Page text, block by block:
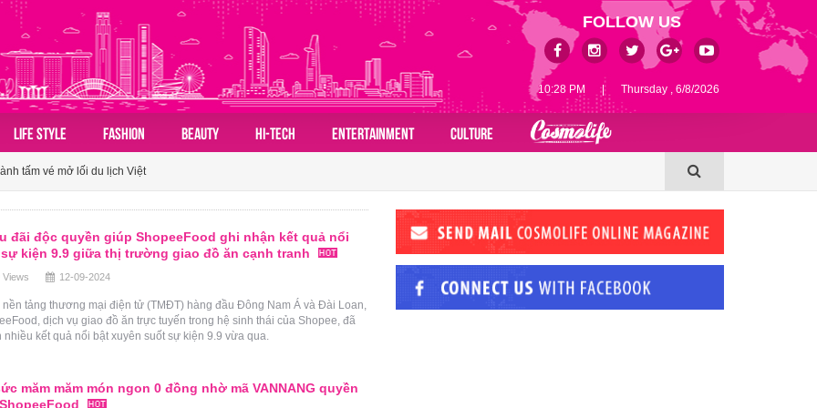
10:28 PM | Thursday , 6/8/2026
FOLLOW US
LIFE STYLE FASHION BEAUTY HI-TECH ENTERTAINMENT
CULTURE
du lịch mùa hè châu Á nhờ sức hút ngày càng lan rộng
tấm vé mở lối du lịch Việt
du lịch nhóm của người Việt
du lịch mùa hè châu Á nhờ sức hút ngày càng lan rộng
tấm vé mở lối du lịch Việt
đãi độc quyền giúp ShopeeFood ghi nhận kết quả nổi
kiện 9.9 giữa thị trường giao đồ ăn cạnh tranh
Views 12-09-2024
nền tảng thương mại điện tử (TMĐT) hàng đầu Đông Nam Á và Đài Loan,
dịch vụ giao đồ ăn trực tuyến trong hệ sinh thái của Shopee, đã
nhiều kết quả nổi bật xuyên suốt sự kiện 9.9 vừa qua.
măm măm món ngon 0 đồng nhờ mã VANNANG quyền